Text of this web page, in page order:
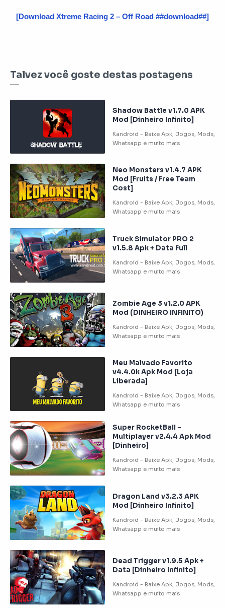
[Download Xtreme Racing 2 – Off Road ##download##]
Talvez você goste destas postagens
Shadow Battle v1.7.0 APK
Mod [Dinheiro Infinito]
Neo Monsters v1.4.7 APK
Mod [Fruits / Free Team
Cost]
Truck Simulator PRO 2
v1.5.8 Apk + Data Full
Zombie Age 3 v1.2.0 APK
Mod (DINHEIRO INFINITO)
Meu Malvado Favorito
v4.4.0k Apk Mod [Loja
Liberada]
Super RocketBall –
Multiplayer v2.4.4 Apk Mod
[Dinheiro]
Dragon Land v3.2.3 APK
Mod [Dinheiro Infinito]
Dead Trigger v1.9.5 Apk +
Data [Dinheiro Infinito]